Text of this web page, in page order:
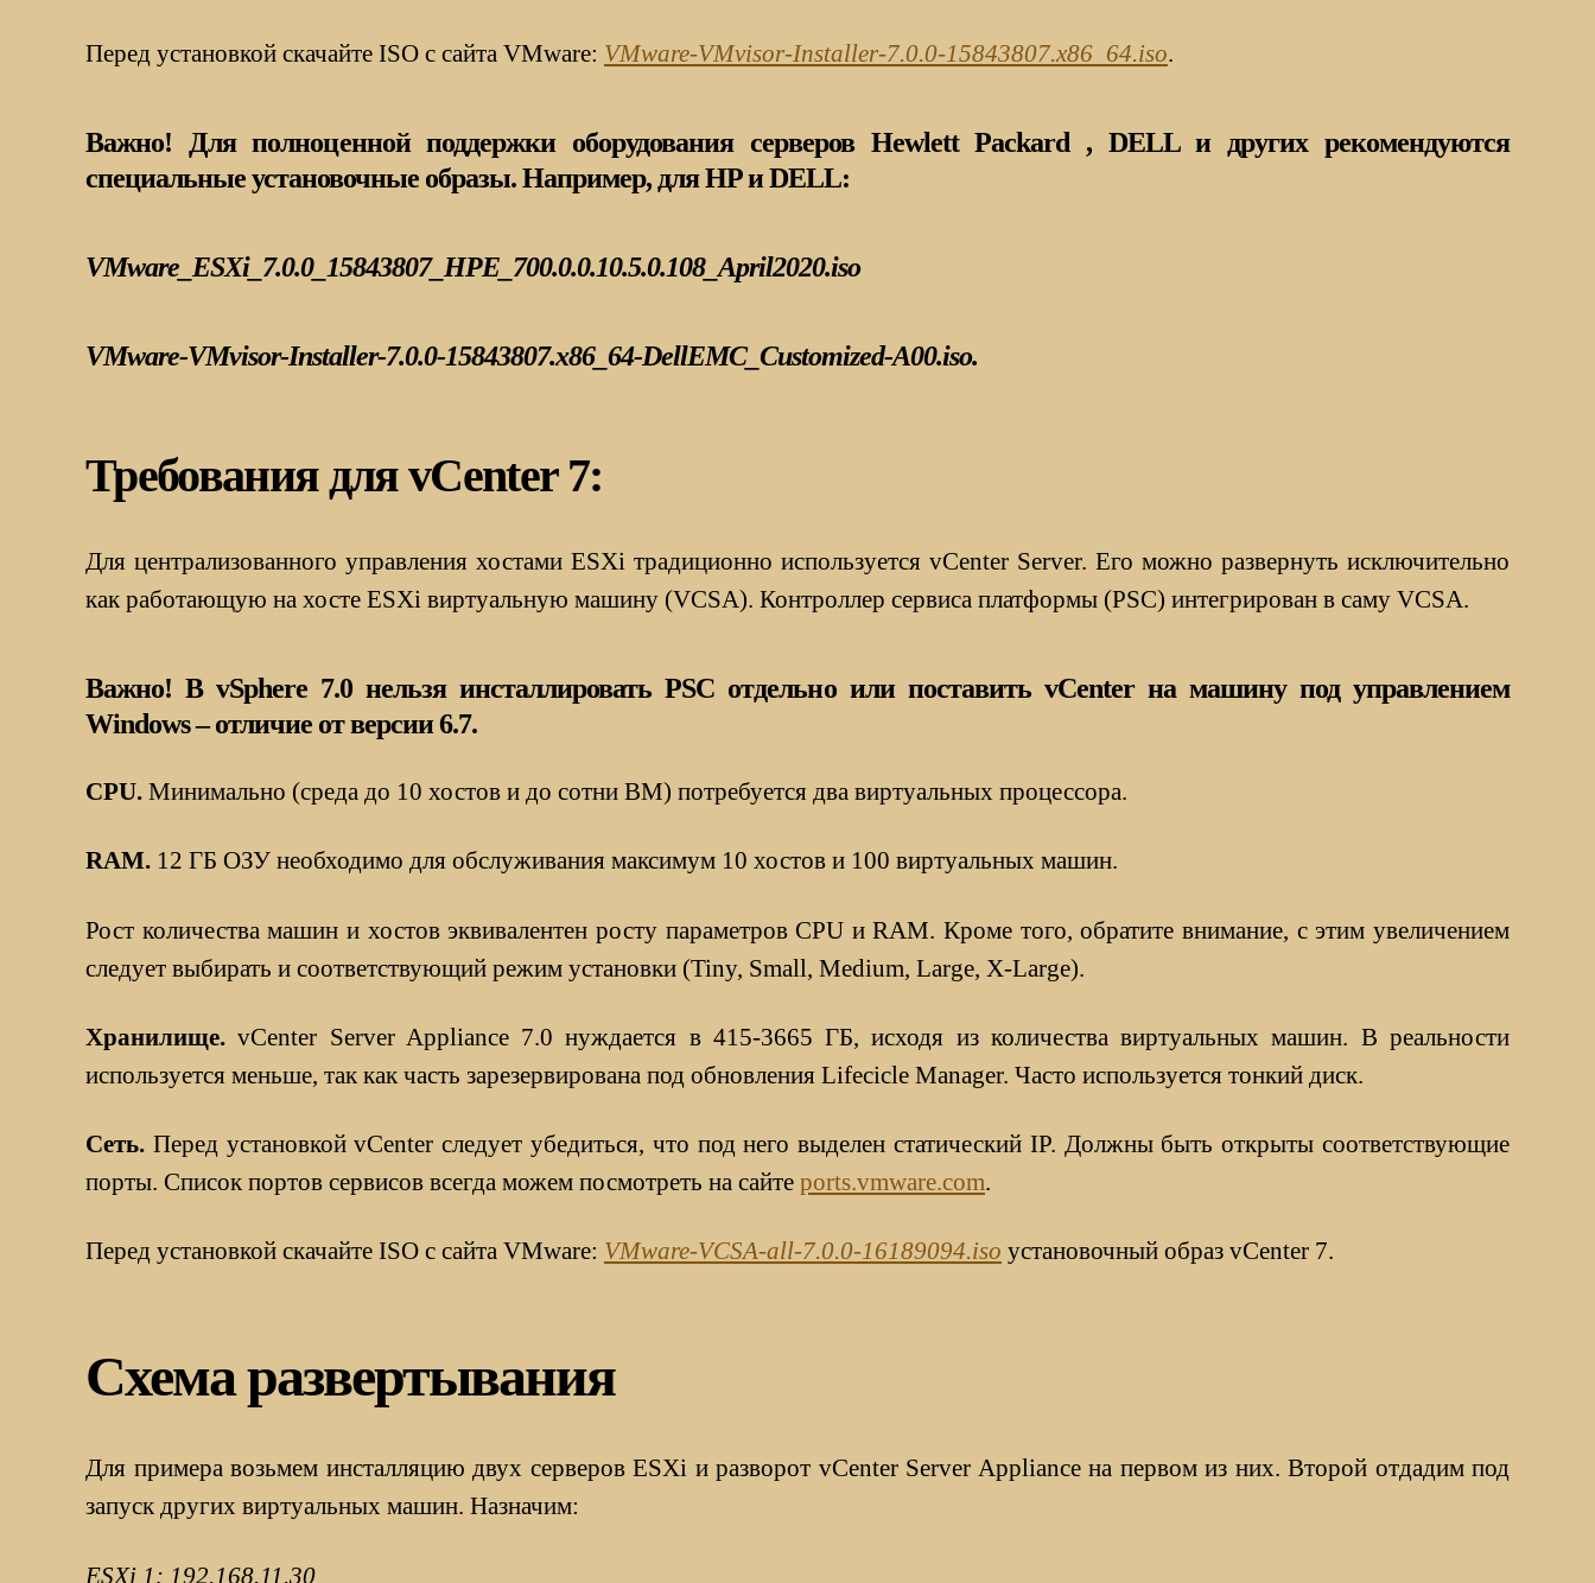
Перед установкой скачайте ISO с сайта VMware: VMware-VMvisor-Installer-7.0.0-15843807.x86_64.iso.
Важно! Для полноценной поддержки оборудования серверов Hewlett Packard , DELL и других рекомендуются
специальные установочные образы. Например, для HP и DELL:
VMware_ESXi_7.0.0_15843807_HPE_700.0.0.10.5.0.108_April2020.iso
VMware-VMvisor-Installer-7.0.0-15843807.x86_64-DellEMC_Customized-A00.iso.
Требования для vCenter 7:
Для централизованного управления хостами ESXi традиционно используется vCenter Server. Его можно развернуть исключительно
как работающую на хосте ESXi виртуальную машину (VCSA). Контроллер сервиса платформы (PSC) интегрирован в саму VCSA.
Важно! В vSphere 7.0 нельзя инсталлировать PSC отдельно или поставить vCenter на машину под управлением
Windows – отличие от версии 6.7.
CPU. Минимально (среда до 10 хостов и до сотни ВМ) потребуется два виртуальных процессора.
RAM. 12 ГБ ОЗУ необходимо для обслуживания максимум 10 хостов и 100 виртуальных машин.
Рост количества машин и хостов эквивалентен росту параметров CPU и RAM. Кроме того, обратите внимание, с этим увеличением
следует выбирать и соответствующий режим установки (Tiny, Small, Medium, Large, X-Large).
Хранилище. vCenter Server Appliance 7.0 нуждается в 415-3665 ГБ, исходя из количества виртуальных машин. В реальности
используется меньше, так как часть зарезервирована под обновления Lifecicle Manager. Часто используется тонкий диск.
Сеть. Перед установкой vCenter следует убедиться, что под него выделен статический IP. Должны быть открыты соответствующие
порты. Список портов сервисов всегда можем посмотреть на сайте ports.vmware.com.
Перед установкой скачайте ISO с сайта VMware: VMware-VCSA-all-7.0.0-16189094.iso установочный образ vCenter 7.
Схема развертывания
Для примера возьмем инсталляцию двух серверов ESXi и разворот vCenter Server Appliance на первом из них. Второй отдадим под
запуск других виртуальных машин. Назначим:
ESXi 1: 192.168.11.30